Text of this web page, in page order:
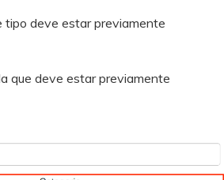
tipo deve estar previamente
que deve estar previamente